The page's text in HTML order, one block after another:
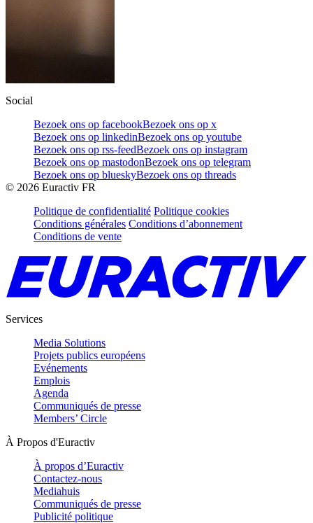
Social
Bezoek ons op facebookBezoek ons op x
Bezoek ons op linkedinBezoek ons op youtube
Bezoek ons op rss-feedBezoek ons op instagram
Bezoek ons op mastodonBezoek ons op telegram
Bezoek ons op blueskyBezoek ons op threads
© 2026 Euractiv FR
Politique de confidentialité Politique cookies
Conditions générales Conditions d’abonnement
Conditions de vente
Services
Media Solutions
Projets publics européens
Evénements
Emplois
Agenda
Communiqués de presse
Members’ Circle
À Propos d'Euractiv
À propos d’Euractiv
Contactez-nous
Mediahuis
Communiqués de presse
Publicité politique